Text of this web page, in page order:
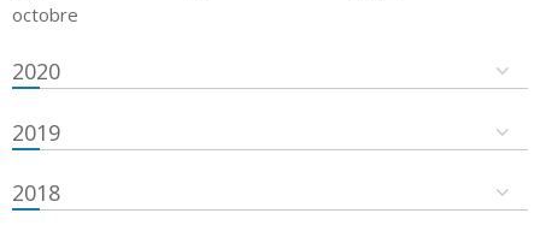
octobre
2020
2019
2018